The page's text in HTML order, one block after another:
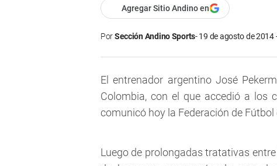
Agregar Sitio Andino en
PorSección Andino Sports 19 de agosto de 2014
El entrenador argentino José
Colombia, con el que accedió a los
comunicó hoy la Federación de Fútbol
Luego de prolongadas tratativas